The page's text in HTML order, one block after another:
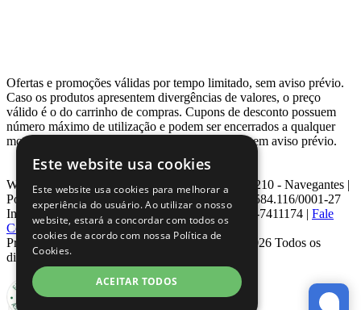
Ofertas e promoções válidas por tempo limitado, sem aviso prévio.
Caso os produtos apresentem divergências de valores, o preço
válido é o do carrinho de compras. Cupons de desconto possuem
número máximo de utilização e podem ser encerrados a qualquer
momento, de acordo com sua disponibilidade e sem aviso prévio.
Webcontinental LTDA | Travessa Venezuela, Nº 210 - Navegantes |
Porto Alegre - RS - CEP: 90.240-220 CNPJ: 08.584.116/0001-27
Inscrição Estadual: 0963171399 | Telefone: 0800-7411174 | Fale
Conosco|ouvidoria@webcontinental.com.br
Proibida reprodução total ou parcial | © 2007 - 2026 Todos os
direitos reservados - WebContinental
Este website usa cookies
Este website usa cookies para melhorar a
experiência do usuário. Ao utilizar o nosso
website, estará a concordar com todos os
cookies de acordo com nossa Política de
Cookies.
ACEITAR TODOS